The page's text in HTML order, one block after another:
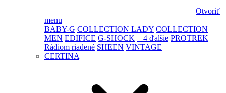
Otvoriť
menu
BABY-G COLLECTION LADY COLLECTION
MEN EDIFICE G-SHOCK + 4 ďalšie PROTREK
Rádiom riadené SHEEN VINTAGE
CERTINA